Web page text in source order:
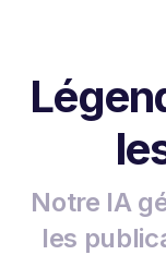
Notre IA
les